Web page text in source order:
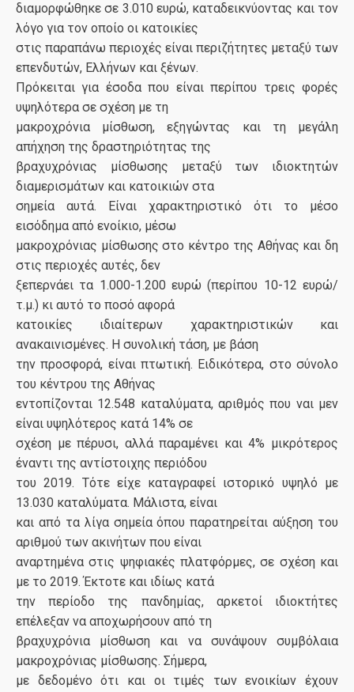
διαμορφώθηκε σε 3.010 ευρώ, καταδεικνύοντας και τον
λόγο για τον οποίο οι κατοικίες
στις παραπάνω περιοχές είναι περιζήτητες μεταξύ των
επενδυτών, Ελλήνων και ξένων.
Πρόκειται για έσοδα που είναι περίπου τρεις φορές
υψηλότερα σε σχέση με τη
μακροχρόνια μίσθωση, εξηγώντας και τη μεγάλη
απήχηση της δραστηριότητας της
βραχυχρόνιας μίσθωσης μεταξύ των ιδιοκτητών
διαμερισμάτων και κατοικιών στα
σημεία αυτά. Είναι χαρακτηριστικό ότι το μέσο
εισόδημα από ενοίκιο, μέσω
μακροχρόνιας μίσθωσης στο κέντρο της Αθήνας και δη
στις περιοχές αυτές, δεν
ξεπερνάει τα 1.000-1.200 ευρώ (περίπου 10-12 ευρώ/
τ.μ.) κι αυτό το ποσό αφορά
κατοικίες ιδιαίτερων χαρακτηριστικών και
ανακαινισμένες. Η συνολική τάση, με βάση
την προσφορά, είναι πτωτική. Ειδικότερα, στο σύνολο
του κέντρου της Αθήνας
εντοπίζονται 12.548 καταλύματα, αριθμός που ναι μεν
είναι υψηλότερος κατά 14% σε
σχέση με πέρυσι, αλλά παραμένει και 4% μικρότερος
έναντι της αντίστοιχης περιόδου
του 2019. Τότε είχε καταγραφεί ιστορικό υψηλό με
13.030 καταλύματα. Μάλιστα, είναι
και από τα λίγα σημεία όπου παρατηρείται αύξηση του
αριθμού των ακινήτων που είναι
αναρτημένα στις ψηφιακές πλατφόρμες, σε σχέση και
με το 2019. Έκτοτε και ιδίως κατά
την περίοδο της πανδημίας, αρκετοί ιδιοκτήτες
επέλεξαν να αποχωρήσουν από τη
βραχυχρόνια μίσθωση και να συνάψουν συμβόλαια
μακροχρόνιας μίσθωσης. Σήμερα,
με δεδομένο ότι και οι τιμές των ενοικίων έχουν